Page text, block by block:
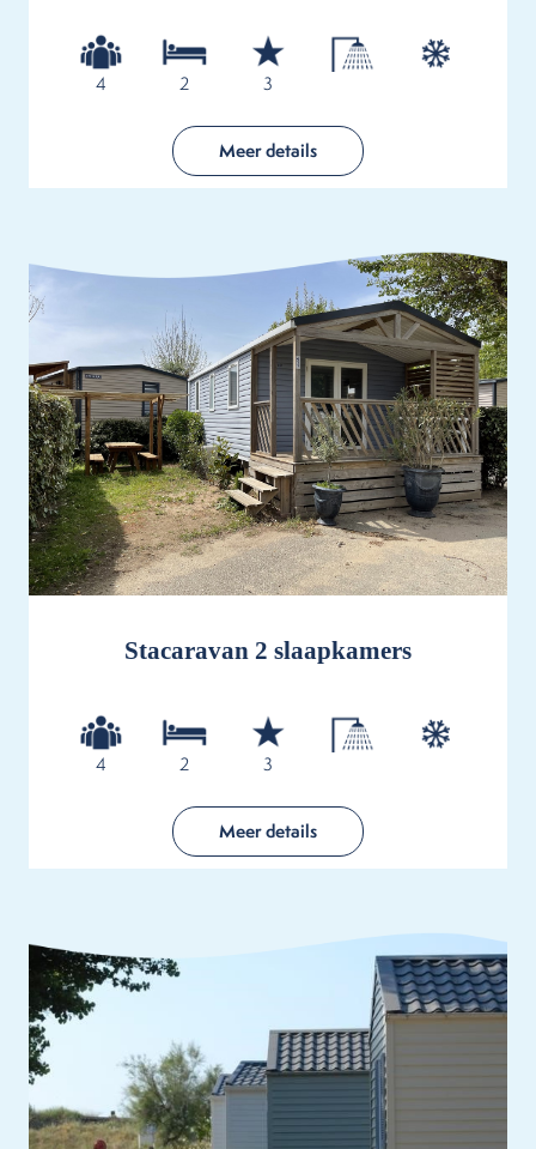
4 2 3
Meer details
Stacaravan 2 slaapkamers
4 2 3
Meer details